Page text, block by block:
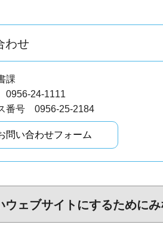
わせ
課
24-1111
番号 0956-25-2184
ウェブサイトにするために